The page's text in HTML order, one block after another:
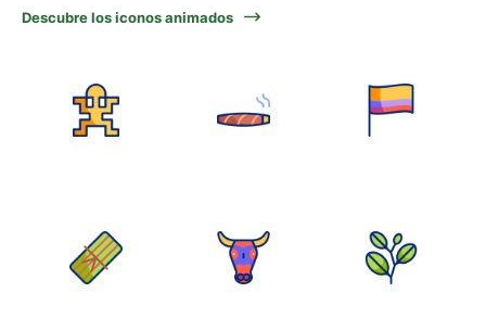
Descubre los iconos animados